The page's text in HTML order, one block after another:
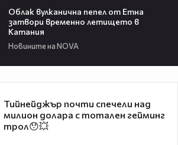
Облак вулканична пепел от Етна
затвори временно летището в
Катания
Новините на NOVA
Тийнейджър почти спечели над
милион долара с тотален гейминг
трол😯💥